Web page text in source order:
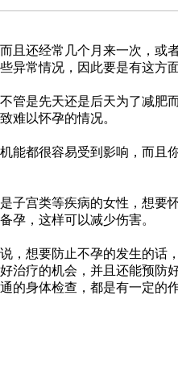
还经常几个月来一次，或
异常情况，因此要是有这方
是先天还是后天为了减肥
难以怀孕的情况。
都很容易受到影响，而且
宫类等疾病的女性，想要
孕，这样可以减少伤害。
想要防止不孕的发生的话
治疗的机会，并且还能预防
身体检查，都是有一定的